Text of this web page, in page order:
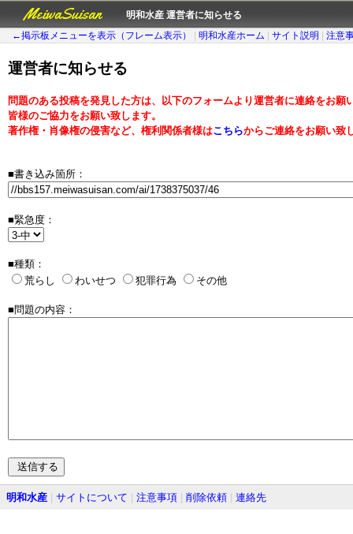
MeiwaSuisan
明和水産 運営者に知らせる
←掲示板メニューを表示（フレーム表示）
明和水産ホーム サイト説明 注意
運営者に知らせる
問題のある投稿を発見した方は、以下のフォームより運営者に連絡をお願
皆様のご協力をお願い致します。
著作権・肖像権の侵害など、権利関係者様はこちらからご連絡をお願い致
■書き込み箇所：
■緊急度：
■種類：
荒らし
わいせつ 犯罪行為 その他
■問題の内容：
明和水産 サイトについて 注意事項 削除依頼 連絡先